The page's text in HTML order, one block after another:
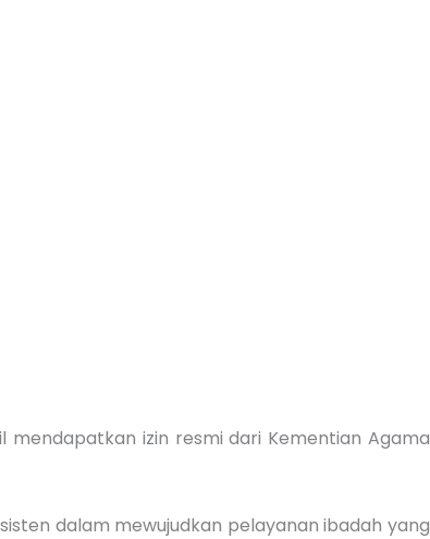
izin resmi dari Kementian Agama
dalam mewujudkan pelayanan ibadah yang